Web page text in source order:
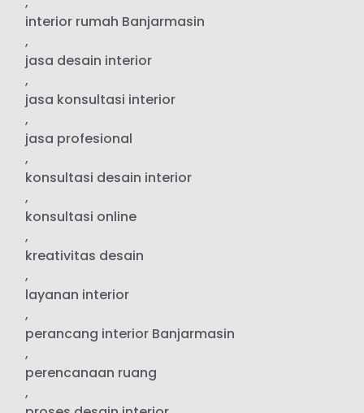
interior rumah Banjarmasin
,
jasa desain interior
,
jasa konsultasi interior
,
jasa profesional
,
konsultasi desain interior
,
konsultasi online
,
kreativitas desain
,
layanan interior
,
perancang interior Banjarmasin
,
perencanaan ruang
,